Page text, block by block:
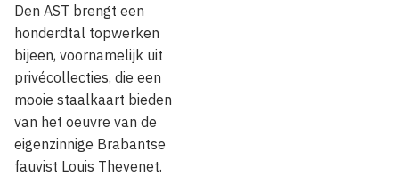
Den AST brengt een
honderdtal topwerken
bijeen, voornamelijk uit
privécollecties, die een
mooie staalkaart bieden
van het oeuvre van de
eigenzinnige Brabantse
fauvist Louis Thevenet.